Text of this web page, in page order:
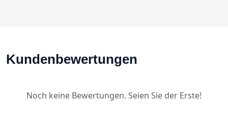
Kundenbewertungen
Noch keine Bewertungen. Seien Sie der Erste!